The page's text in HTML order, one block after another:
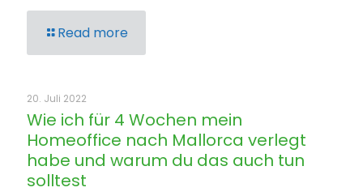
Read more
20. Juli 2022
Wie ich für 4 Wochen mein
Homeoffice nach Mallorca verlegt
habe und warum du das auch tun
solltest